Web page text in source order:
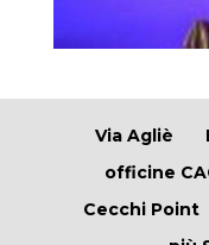
Via Agliè
officine
Cecchi Point